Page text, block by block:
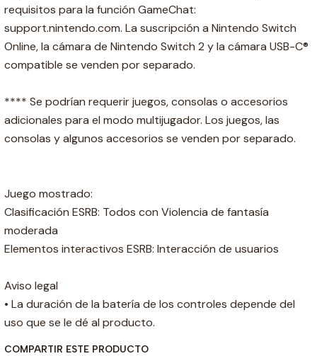
requisitos para la función GameChat:
support.nintendo.com. La suscripción a Nintendo Switch
Online, la cámara de Nintendo Switch 2 y la cámara USB-C®
compatible se venden por separado.
**** Se podrían requerir juegos, consolas o accesorios
adicionales para el modo multijugador. Los juegos, las
consolas y algunos accesorios se venden por separado.
Juego mostrado:
Clasificación ESRB: Todos con Violencia de fantasía
moderada
Elementos interactivos ESRB: Interacción de usuarios
Aviso legal
• La duración de la batería de los controles depende del
uso que se le dé al producto.
COMPARTIR ESTE PRODUCTO